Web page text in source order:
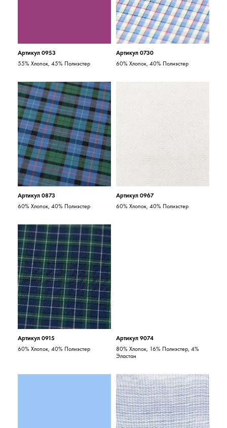
Артикул 0953
55% Хлопок, 45% Полиэстер
Артикул 0730
60% Хлопок, 40% Полиэстер
Артикул 0873
60% Хлопок, 40% Полиэстер
Артикул 0967
60% Хлопок, 40% Полиэстер
Артикул 0915
60% Хлопок, 40% Полиэстер
Артикул 9074
80% Хлопок, 16% Полиэстер, 4%
Эластан